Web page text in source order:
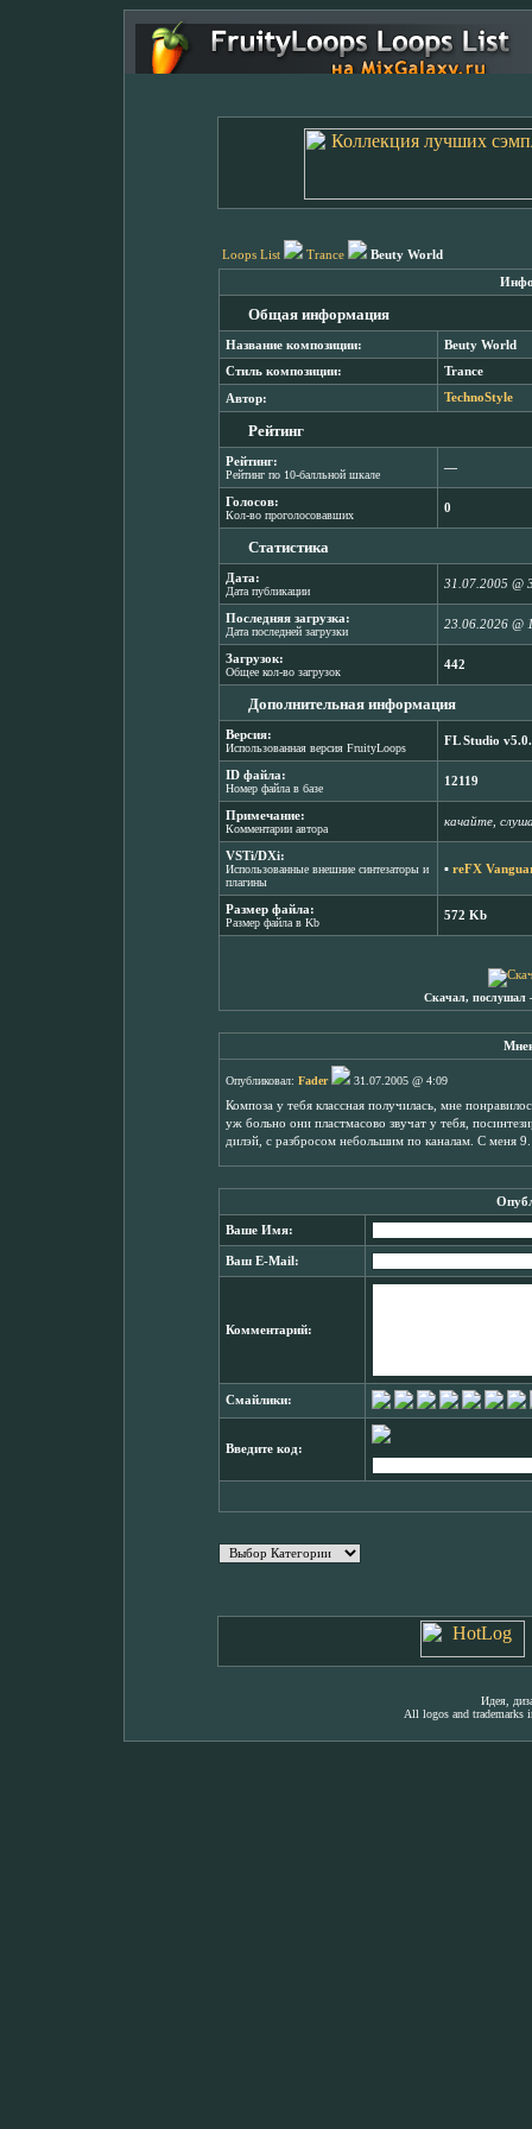
Loops List Trance Beuty World
Общая информация
Название композиции: Beuty World
Стиль композиции: Trance
Автор: TechnoStyle
Рейтинг
Рейтинг:
Рейтинг по 10-балльной шкале
―
Голосов:
Кол-во проголосовавших
0
Статистика
Дата:
Дата публикации
31.07.2005 @
Последняя загрузка:
Дата последней загрузки
23.06.2026 @
Загрузок:
Общее кол-во загрузок
442
Дополнительная информация
Версия:
Использованная версия FruityLoops
FL Studio
ID файла:
Номер файла в базе
12119
Примечание:
Комментарии автора
качайте,
VSTi/DXi:
Использованные внешние синтезаторы и
плагины
▪ reFX
Размер файла:
Размер файла в Kb
572 Kb
Скачал, послушал
Опубликовал: Fader
31.07.2005 @ 4:09
Композа у тебя классная получилась, мне
уж больно они пластмасово звучат у тебя,
дилэй, с разбросом небольшим по каналам. С меня
Ваше Имя:
Ваш E-Mail:
Комментарий:
Смайлики:
Введите код:
Идея,
All logos and trademarks